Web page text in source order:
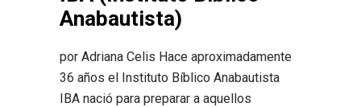
Anabautista)
por Adriana Celis Hace aproximadamente
36 años el Instituto Bíblico Anabautista
IBA nació para preparar a aquellos